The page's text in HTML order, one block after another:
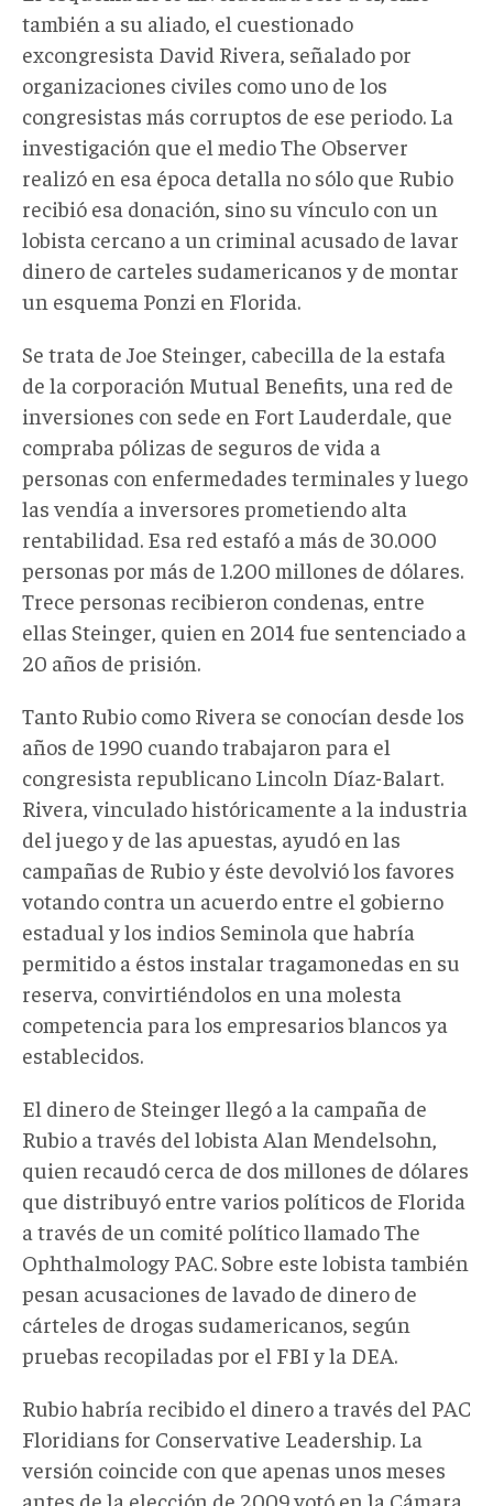
también a su aliado, el cuestionado
excongresista David Rivera, señalado por
organizaciones civiles como uno de los
congresistas más corruptos de ese periodo. La
investigación que el medio The Observer
realizó en esa época detalla no sólo que Rubio
recibió esa donación, sino su vínculo con un
lobista cercano a un criminal acusado de lavar
dinero de carteles sudamericanos y de montar
un esquema Ponzi en Florida.
Se trata de Joe Steinger, cabecilla de la estafa
de la corporación Mutual Benefits, una red de
inversiones con sede en Fort Lauderdale, que
compraba pólizas de seguros de vida a
personas con enfermedades terminales y luego
las vendía a inversores prometiendo alta
rentabilidad. Esa red estafó a más de 30.000
personas por más de 1.200 millones de dólares.
Trece personas recibieron condenas, entre
ellas Steinger, quien en 2014 fue sentenciado a
20 años de prisión.
Tanto Rubio como Rivera se conocían desde los
años de 1990 cuando trabajaron para el
congresista republicano Lincoln Díaz-Balart.
Rivera, vinculado históricamente a la industria
del juego y de las apuestas, ayudó en las
campañas de Rubio y éste devolvió los favores
votando contra un acuerdo entre el gobierno
estadual y los indios Seminola que habría
permitido a éstos instalar tragamonedas en su
reserva, convirtiéndolos en una molesta
competencia para los empresarios blancos ya
establecidos.
El dinero de Steinger llegó a la campaña de
Rubio a través del lobista Alan Mendelsohn,
quien recaudó cerca de dos millones de dólares
que distribuyó entre varios políticos de Florida
a través de un comité político llamado The
Ophthalmology PAC. Sobre este lobista también
pesan acusaciones de lavado de dinero de
cárteles de drogas sudamericanos, según
pruebas recopiladas por el FBI y la DEA.
Rubio habría recibido el dinero a través del PAC
Floridians for Conservative Leadership. La
versión coincide con que apenas unos meses
antes de la elección de 2009 votó en la Cámara